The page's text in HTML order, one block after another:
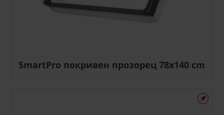
SmartPro покривен прозорец 78x140 cm